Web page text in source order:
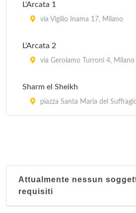
L'Arcata 1
via Vigilio Inama 17, Milano
L'Arcata 2
via Gerolamo Turroni 4, Milano
Sharm el Sheikh
piazza Santa Maria del
Attualmente nessun
requisiti